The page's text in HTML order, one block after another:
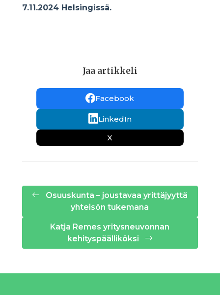
7.11.2024 Helsingissä.
Jaa artikkeli
Facebook
LinkedIn
X
Osuuskunta – joustavaa yrittäjyyttä
yhteisön tukemana
Katja Remes yritysneuvonnan
kehityspäälliköksi